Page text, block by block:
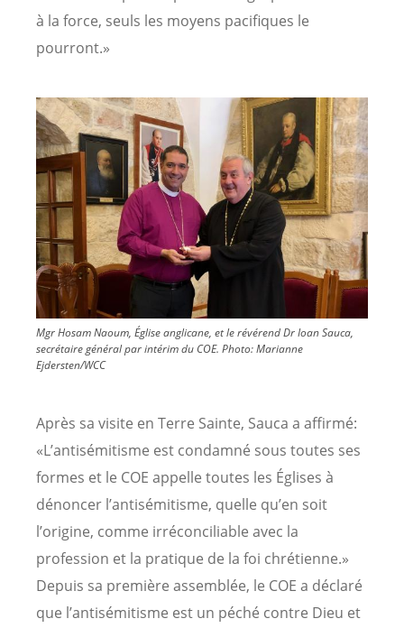
à la force, seuls les moyens pacifiques le
pourront.»
Image
Mgr Hosam Naoum, Église anglicane, et le révérend Dr Ioan Sauca,
secrétaire général par intérim du COE. Photo:Marianne
Ejdersten/WCC
Après sa visite en Terre Sainte, Sauca a affirmé:
«L’antisémitisme est condamné sous toutes ses
formes et le COE appelle toutes les Églises à
dénoncer l’antisémitisme, quelle qu’en soit
l’origine, comme irréconciliable avec la
profession et la pratique de la foi chrétienne.»
Depuis sa première assemblée, le COE a déclaré
que l’antisémitisme est un péché contre Dieu et